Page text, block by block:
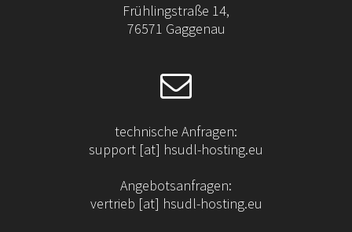
Frühlingstraße 14,
76571 Gaggenau
technische Anfragen:
support [at] hsudl-hosting.eu
Angebotsanfragen:
vertrieb [at] hsudl-hosting.eu